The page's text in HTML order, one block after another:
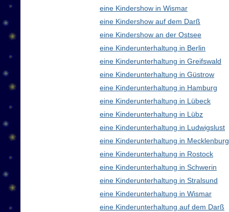
eine Kindershow in Wismar
eine Kindershow auf dem Darß
eine Kindershow an der Ostsee
eine Kinderunterhaltung in Berlin
eine Kinderunterhaltung in Greifswald
eine Kinderunterhaltung in Güstrow
eine Kinderunterhaltung in Hamburg
eine Kinderunterhaltung in Lübeck
eine Kinderunterhaltung in Lübz
eine Kinderunterhaltung in Ludwigslust
eine Kinderunterhaltung in
eine Kinderunterhaltung in Rostock
eine Kinderunterhaltung in Schwerin
eine Kinderunterhaltung in Stralsund
eine Kinderunterhaltung in Wismar
eine Kinderunterhaltung auf dem Darß